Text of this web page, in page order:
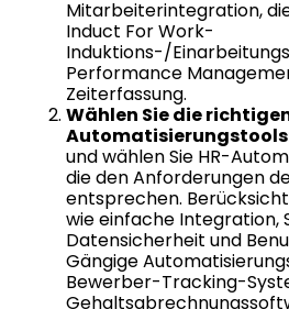
Mitarbeiterintegration,
Induct For Work-
Induktions-/
Performance
Zeiterfassung.
Wählen Sie die
und wählen Sie HR-
die den Anforderungen
entsprechen.
wie einfache Integration,
Datensicherheit und
Gängige
Bewerber-Tracking-